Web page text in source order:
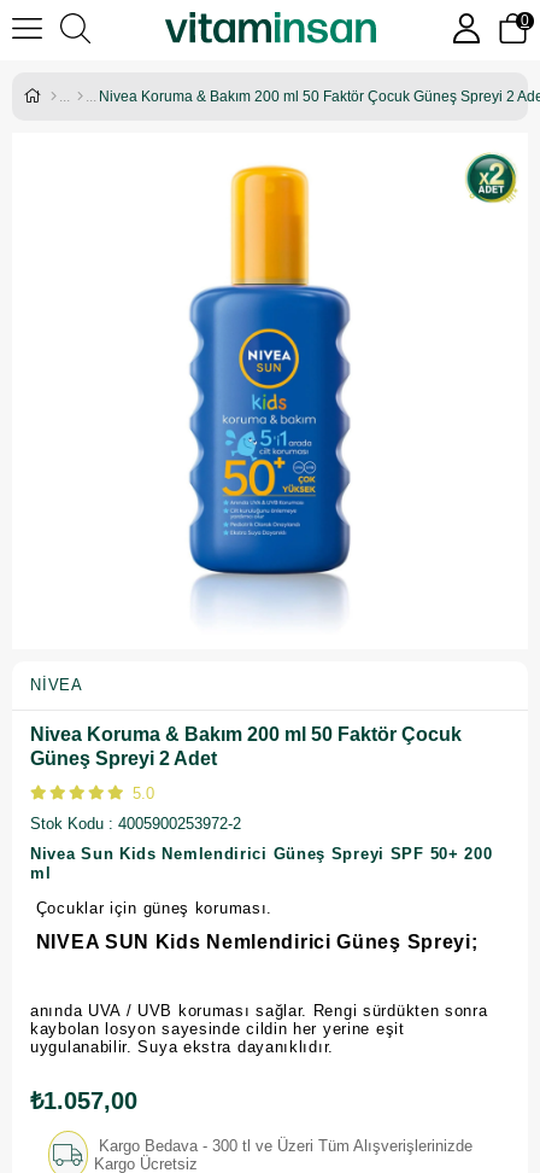
0
Nivea Koruma & Bakım 200 ml 50 Faktör Çocuk Güneş Spreyi 2
NIVEA
Nivea Koruma & Bakım 200 ml 50 Faktör Çocuk
Güneş Spreyi 2 Adet
5.0
Stok Kodu
4005900253972-2
Nivea Sun Kids Nemlendirici Güneş Spreyi SPF 50+ 200
ml
Çocuklar için güneş koruması.
NIVEA SUN Kids Nemlendirici Güneş Spreyi;
anında UVA / UVB koruması sağlar. Rengi sürdükten sonra
kaybolan losyon sayesinde cildin her yerine eşit
uygulanabilir. Suya ekstra dayanıklıdır.
₺1.057,00
Kargo Bedava - 300 tl ve Üzeri Tüm Alışverişlerinizde
Kargo Ücretsiz